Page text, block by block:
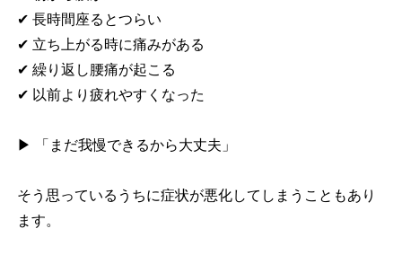
✔ 長時間座るとつらい
✔ 立ち上がる時に痛みがある
✔ 繰り返し腰痛が起こる
✔ 以前より疲れやすくなった
▶ 「まだ我慢できるから大丈夫」
そう思っているうちに症状が悪化してしまうこともあり
ます。